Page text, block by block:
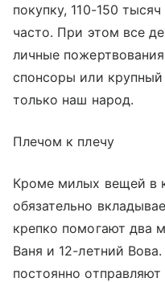
покупку, 110-150
часто. При этом все
личные
спонсоры или
только наш народ.
Плечом к плечу
Кроме милых вещей в
обязательно
крепко помогают два
Ваня и 12-летний
постоянно